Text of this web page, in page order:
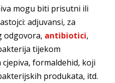
mogu biti prisutni ili
adjuvansi, za
odgovora, antibiotici,
tijekom
formaldehid, koji
produkata, itd.